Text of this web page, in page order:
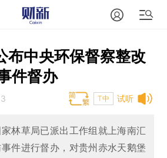
布中央环保督察整改
件督办
试听
T中
林草局已派出工作组就上海南汇
件进行督办，对贵州赤水天鹅堡